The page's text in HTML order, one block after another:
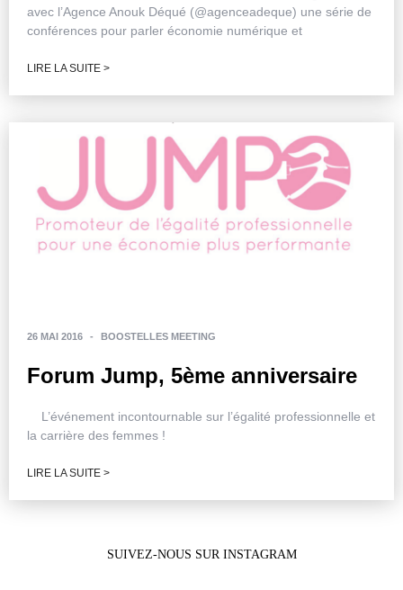
avec l’Agence Anouk Déqué (@agenceadeque) une série de
conférences pour parler économie numérique et
LIRE LA SUITE >
26 MAI 2016 - BOOSTELLES MEETING
Forum Jump, 5ème anniversaire
L’événement incontournable sur l’égalité professionnelle et
la carrière des femmes !
LIRE LA SUITE >
SUIVEZ-NOUS SUR INSTAGRAM